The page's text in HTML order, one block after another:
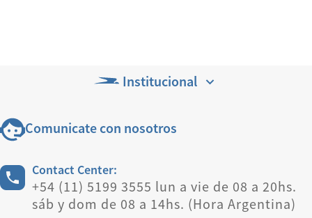
Institucional
Comunicate con nosotros
Contact Center:
+54 (11) 5199 3555 lun a vie de 08 a 20hs.
sáb y dom de 08 a 14hs. (Hora Argentina)